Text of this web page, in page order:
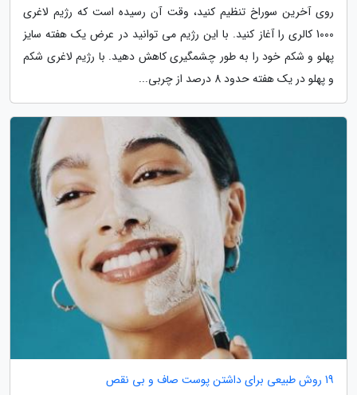
روی آخرین سوراخ تنظیم کنید، وقت آن رسیده است که رژیم لاغری
1000 کالری را آغاز کنید. با این رژیم می توانید در عرض یک هفته سایز
پهلو و شکم خود را به طور چشمگیری کاهش دهید. با رژیم لاغری شکم
و پهلو در یک هفته حدود 8 درصد از چربی...
19 روش طبیعی برای داشتن پوست صاف و بی نقص